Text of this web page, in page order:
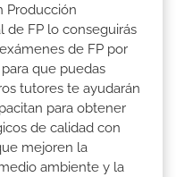
Producción
de FP lo conseguirás
de FP por
que puedas
tutores te ayudarán
para obtener
de calidad con
mejoren la
ambiente y la